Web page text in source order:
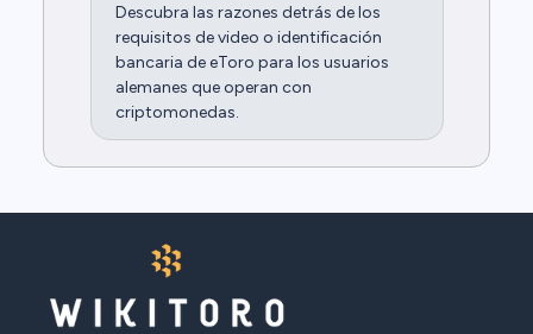
Descubra las razones detrás de los
requisitos de video o identificación
bancaria de eToro para los usuarios
alemanes que operan con
criptomonedas.